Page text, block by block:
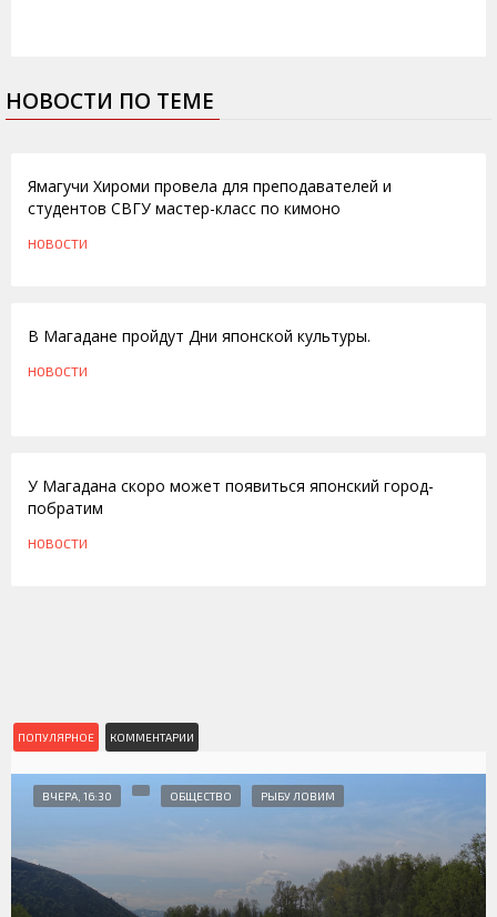
НОВОСТИ ПО ТЕМЕ
Ямагучи Хироми провела для преподавателей и
студентов СВГУ мастер-класс по кимоно
НОВОСТИ
В Магадане пройдут Дни японской культуры.
НОВОСТИ
У Магадана скоро может появиться японский город-
побратим
НОВОСТИ
ПОПУЛЯРНОЕ КОММЕНТАРИИ
ВЧЕРА, 16:30 ОБЩЕСТВО РЫБУ ЛОВИМ